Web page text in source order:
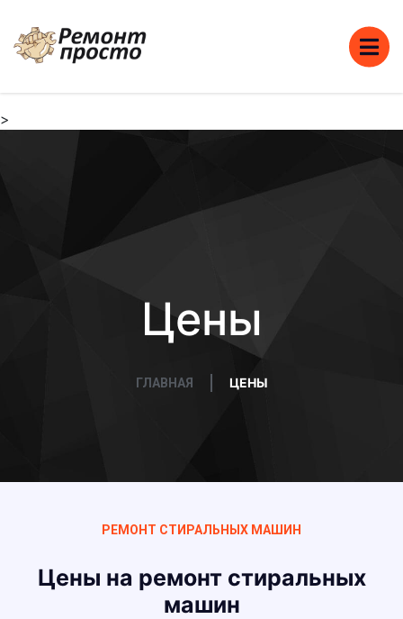
>
Цены
ГЛАВНАЯ ЦЕНЫ
РЕМОНТ СТИРАЛЬНЫХ МАШИН
Цены на ремонт стиральных
машин